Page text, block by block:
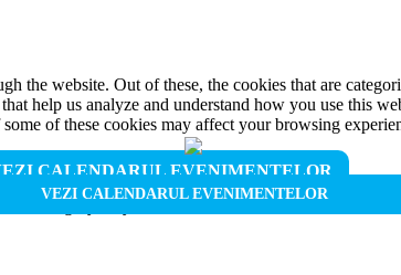
CALENDARUL EVENIMENTELOR
VEZI CALENDARUL EVENIMENTELOR
website. Out of these, the cookies that are
help us analyze and understand how you use this
of these cookies may affect your browsing